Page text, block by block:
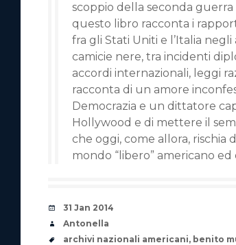
scoppio della seconda guerra
questo libro racconta i
fra gli Stati Uniti e l’Italia negli
camicie nere, tra incidenti
accordi internazionali, leggi
racconta di un amore
Democrazia e un dittatore
Hollywood e di mettere il
che oggi, come allora, rischia
mondo “libero” americano
Date
31 Jan 2014
Author
Antonella
Tags
archivi nazionali americani, benito